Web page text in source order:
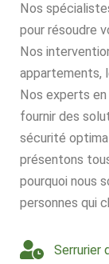
Nos
pour résoudre
Nos
appartements,
Nos experts
fournir des
sécurité
présentons
pourquoi nous
personnes qui
Serrurier